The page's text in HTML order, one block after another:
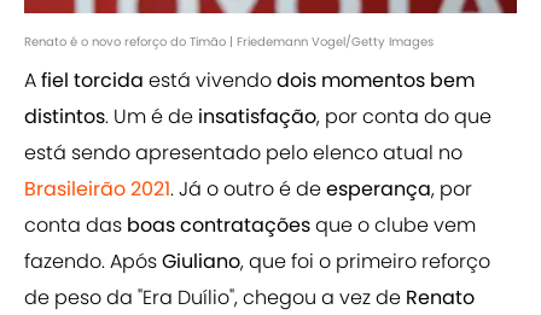
Renato é o novo reforço do Timão | Friedemann Vogel/Getty Images
Afiel torcida está vivendodois momentos bem
distintos. Um é de insatisfação, por conta do que
está sendo apresentado pelo elenco atual no
Brasileirão 2021. Já o outro é deesperança, por
conta das boas contrataçõesque o clube vem
fazendo. ApósGiuliano, que foi o primeiro reforço
de peso da "Era Duílio", chegou a vez de Renato